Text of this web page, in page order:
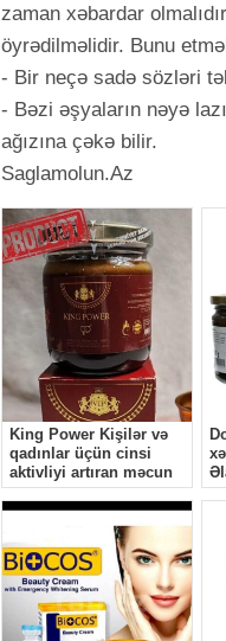
zaman xəbardar
öyrədilməlidir. Bunu
- Bir neçə sadə sözləri
- Bəzi əşyaların nəyə
ağızına çəkə bilir.
Saglamolun.Az